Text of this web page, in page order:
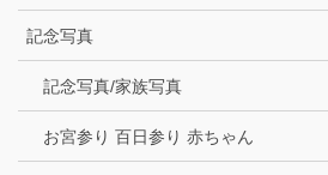
記念写真
記念写真/家族写真
お宮参り 百日参り 赤ちゃん